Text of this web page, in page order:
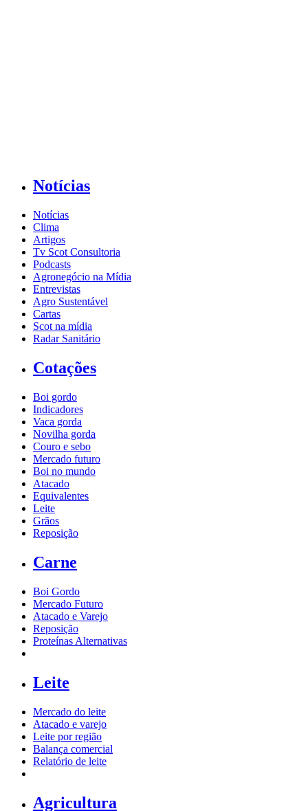
Notícias
Notícias
Clima
Artigos
Tv Scot Consultoria
Podcasts
Agronegócio na Mídia
Entrevistas
Agro Sustentável
Cartas
Scot na mídia
Radar Sanitário
Cotações
Boi gordo
Indicadores
Vaca gorda
Novilha gorda
Couro e sebo
Mercado futuro
Boi no mundo
Atacado
Equivalentes
Leite
Grãos
Reposição
Carne
Boi Gordo
Mercado Futuro
Atacado e Varejo
Reposição
Proteínas Alternativas
Leite
Mercado do leite
Atacado e varejo
Leite por região
Balança comercial
Relatório de leite
Agricultura